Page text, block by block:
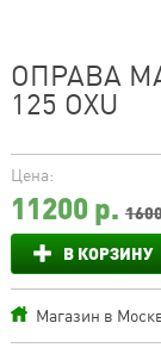
ОПРАВА
125 OXU
Цена:
11200р.
В КОРЗИНУ
Магазин в